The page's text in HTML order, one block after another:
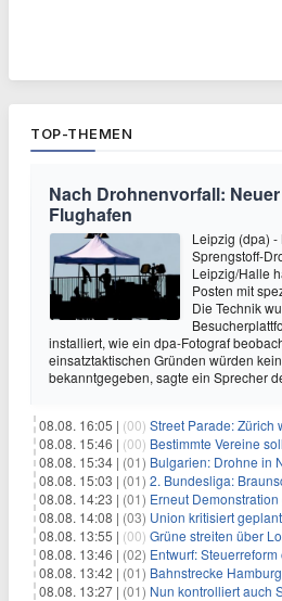
TOP-THEMEN
Nach Drohnenvorfall:
Flughafen
Leipzig (dpa) -
Sprengstoff-
Leipzig/Halle
Posten mit
Die Technik
installiert, wie ein dpa-Fotograf
einsatztaktischen Gründen würden
bekanntgegeben, sagte ein Sprecher
08.08. 16:05 | (00) Street Parade: Zürich
08.08. 15:46 | (00) Bestimmte Vereine
08.08. 15:34 | (01) Bulgarien: Drohne in Nähe
08.08. 15:03 | (01) 2. Bundesliga:
08.08. 14:23 | (01) Erneut Demonstration
08.08. 14:08 | (03) Union kritisiert
08.08. 13:55 | (00) Grüne streiten über
08.08. 13:46 | (02) Entwurf: Steuerreform
08.08. 13:42 | (01) Bahnstrecke Hamburg-
08.08. 13:27 | (01) Nun kontrolliert auch